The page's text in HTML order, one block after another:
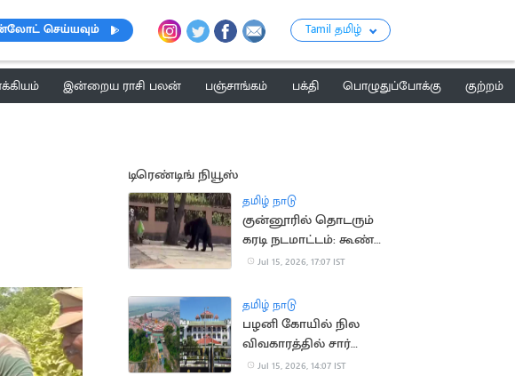
செய்யவும் Tamil தமிழ்
இன்றைய ராசி பலன் பஞ்சாங்கம் பக்தி பொழுதுப்போக்கு
குற்றம்
டிரெண்டிங் நியூஸ்
தமிழ் நாடு
குன்னூரில் தொடரும்
கரடி நடமாட்டம்: கூண்டு
வைக்க பொதுமக்கள்
Jul 15, 2026, 17:07 IST
தமிழ் நாடு
பழனி கோயில் நில
விவகாரத்தில் சார்
பதிவாளர் கைதுக்கு
Jul 15, 2026, 14:07 IST